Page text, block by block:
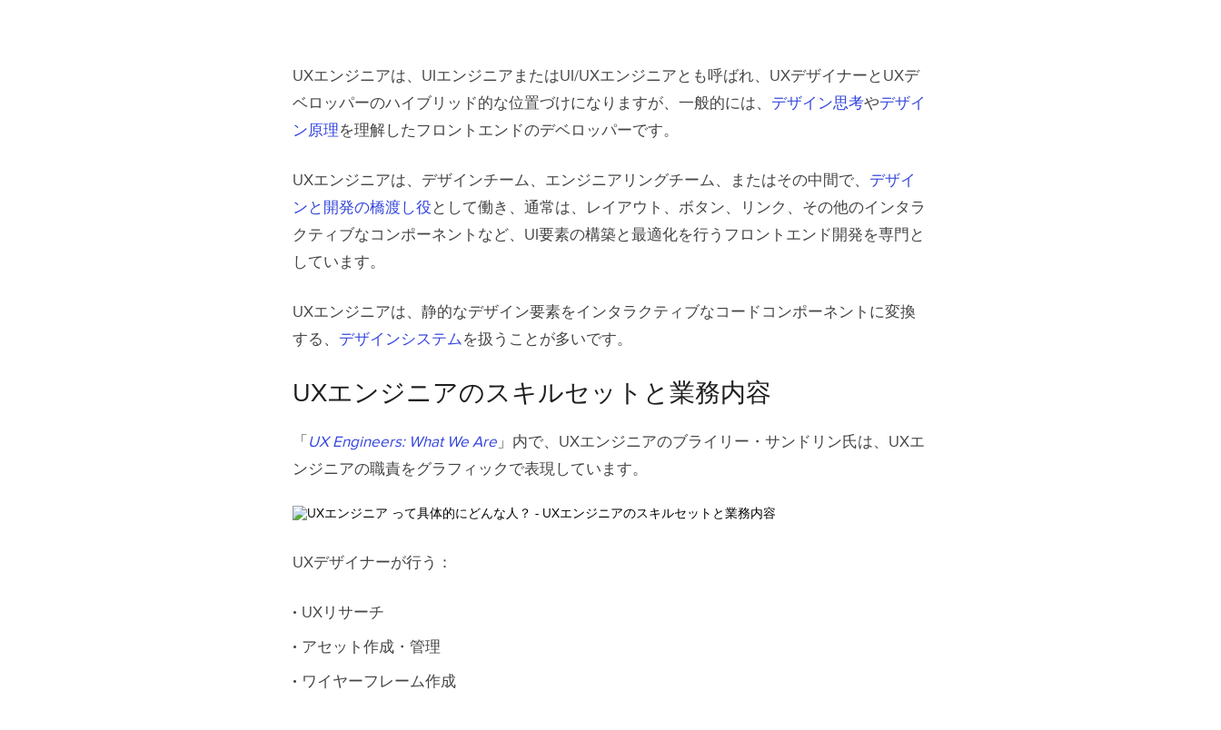
ナビゲーションと情報アーキテクチャ
レスポンシブデザイン
UXエンジニアの実際の仕事内容
1. アイデア出し
3. 構築
4. テスト
UXエンジニア になるには
UXエンジニアの給与
UXエンジニアは、UIエンジニアまたはUI/UXエンジニアとも呼ばれ、UXデザイナーとUXデ
ベロッパーのハイブリッド的な位置づけになりますが、一般的には、 デザイン思考やデザイ
ン原理を理解したフロントエンドのデベロッパーです。
UXエンジニアは、デザインチーム、エンジニアリングチーム、またはその中間で、 デザイ
ンと開発の橋渡し役 として働き、通常は、レイアウト、ボタン、リンク、その他のインタラ
クティブなコンポーネントなど、UI要素の構築と最適化を行うフロントエンド開発を専門と
しています。
UXエンジニアは、静的なデザイン要素をインタラクティブなコードコンポーネントに変換
する、 デザインシステムを扱うことが多いです。
UXエンジニアのスキルセットと業務内容
「 UX Engineers: What We Are 」内で、UXエンジニアのブライリー・サンドリン氏は、UXエ
ンジニアの職責をグラフィックで表現しています。
UXデザイナーが行う：
UXリサーチ
アセット作成・管理
ワイヤーフレーム作成